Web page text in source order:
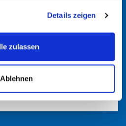
Details zeigen
zulassen
Ablehnen
Handbuch Ihres Fahrzeugs
Batterietyp. Hier werden
und Größen angegeben.